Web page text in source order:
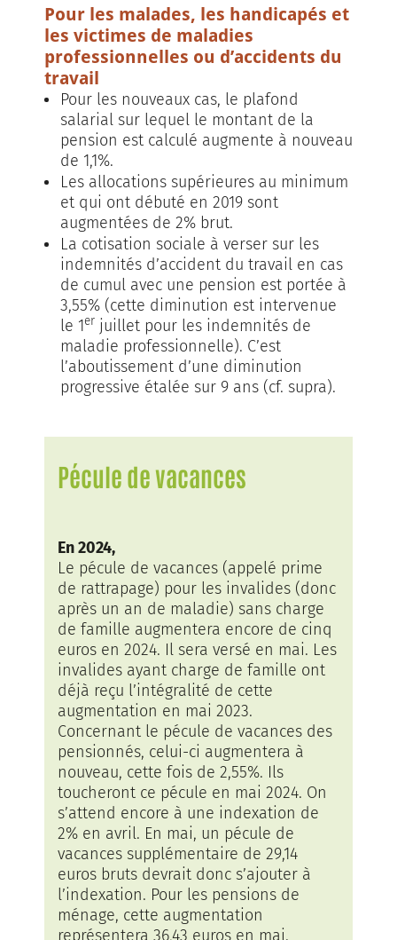
Pour les malades, les handicapés et
les victimes de maladies
professionnelles ou d’accidents du
travail
Pour les nouveaux cas, le plafond
salarial sur lequel le montant de la
pension est calculé augmente à nouveau
de 1,1%.
Les allocations supérieures au minimum
et qui ont débuté en 2019 sont
augmentées de 2% brut.
La cotisation sociale à verser sur les
indemnités d’accident du travail en cas
de cumul avec une pension est portée à
3,55% (cette diminution est intervenue
le 1er juillet pour les indemnités de
maladie professionnelle). C’est
l’aboutissement d’une diminution
progressive étalée sur 9 ans (cf. supra).
Pécule de vacances
En 2024,
Le pécule de vacances (appelé prime
de rattrapage) pour les invalides (donc
après un an de maladie) sans charge
de famille augmentera encore de cinq
euros en 2024. Il sera versé en mai. Les
invalides ayant charge de famille ont
déjà reçu l’intégralité de cette
augmentation en mai 2023.
Concernant le pécule de vacances des
pensionnés, celui-ci augmentera à
nouveau, cette fois de 2,55%. Ils
toucheront ce pécule en mai 2024. On
s’attend encore à une indexation de
2% en avril. En mai, un pécule de
vacances supplémentaire de 29,14
euros bruts devrait donc s’ajouter à
l’indexation. Pour les pensions de
ménage, cette augmentation
représentera 36,43 euros en mai.